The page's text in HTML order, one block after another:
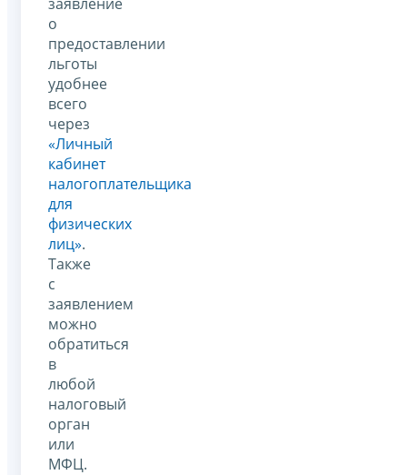
о
предоставлении
льготы
удобнее
всего
через
«Личный
кабинет
налогоплательщика
для
физических
лиц».
Также
с
заявлением
можно
обратиться
в
любой
налоговый
орган
или
МФЦ.